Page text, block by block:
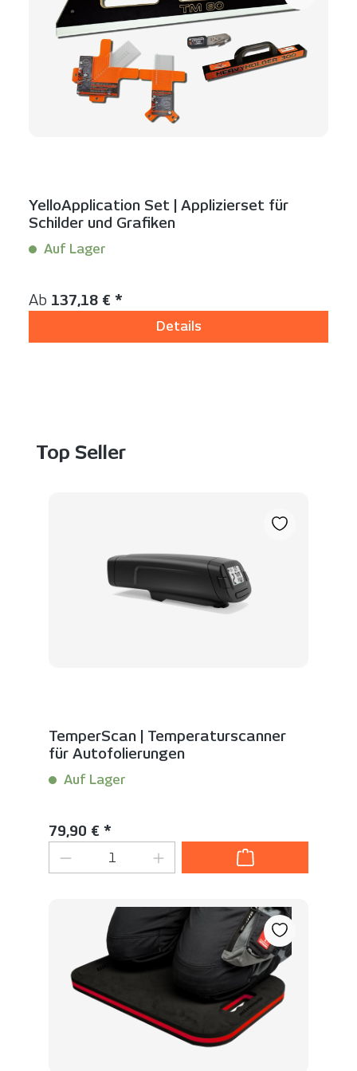
YelloApplication Set | Applizierset für
Schilder und Grafiken
Auf Lager
Regulärer Preis:
Ab 137,18 € *
Details
Produktgalerie überspringen
Top Seller
TemperScan | Temperaturscanner
für Autofolierungen
Auf Lager
Regulärer Preis:
79,90 € *
Produkt Anzahl: Gib den